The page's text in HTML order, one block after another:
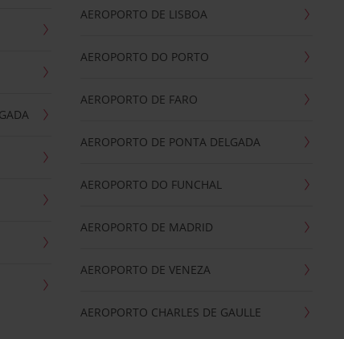
AEROPORTO DE LISBOA
AEROPORTO DO PORTO
AEROPORTO DE FARO
AEROPORTO DE PONTA DELGADA
AEROPORTO DO FUNCHAL
AEROPORTO DE MADRID
AEROPORTO DE VENEZA
AEROPORTO CHARLES DE GAULLE